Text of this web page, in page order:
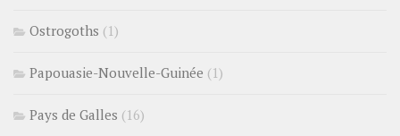
Ostrogoths (1)
Papouasie-Nouvelle-Guinée (1)
Pays de Galles (16)